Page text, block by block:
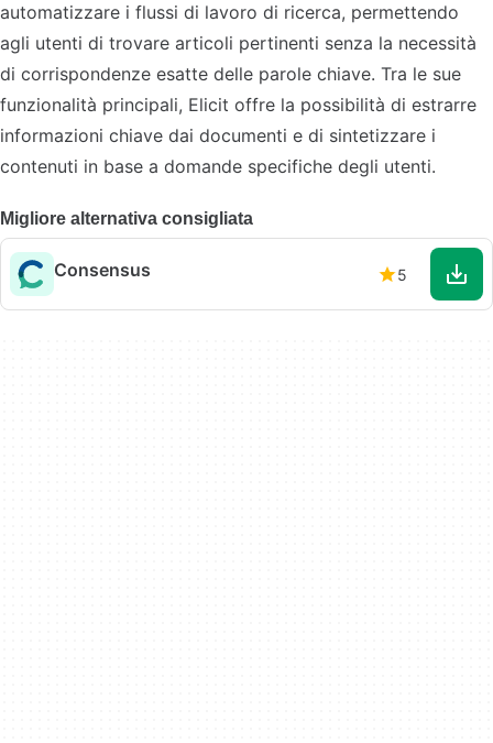
automatizzare i flussi di lavoro di ricerca, permettendo
agli utenti di trovare articoli pertinenti senza la necessità
di corrispondenze esatte delle parole chiave. Tra le sue
funzionalità principali, Elicit offre la possibilità di estrarre
informazioni chiave dai documenti e di sintetizzare i
contenuti in base a domande specifiche degli utenti.
Migliore alternativa consigliata
Consensus 5